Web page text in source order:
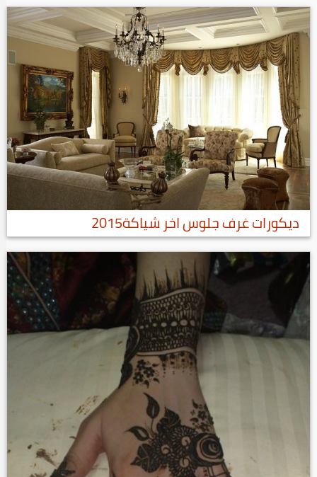
ديكورات غرف جلوس اخر شياكة2015